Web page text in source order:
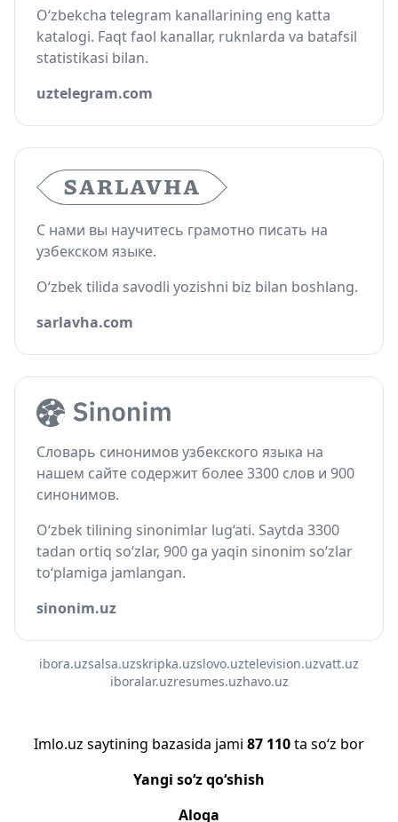
O‘zbekcha telegram kanallarining eng katta
katalogi. Faqt faol kanallar, ruknlarda va batafsil
statistikasi bilan.
uztelegram.com
С нами вы научитесь грамотно писать на
узбекском языке.
O‘zbek tilida savodli yozishni biz bilan boshlang.
sarlavha.com
Словарь синонимов узбекского языка на
нашем сайте содержит более 3300 слов и 900
синонимов.
O‘zbek tilining sinonimlar lug‘ati. Saytda 3300
tadan ortiq so‘zlar, 900 ga yaqin sinonim so‘zlar
to‘plamiga jamlangan.
sinonim.uz
ibora.uzsalsa.uzskripka.uzslovo.uztelevision.uzvatt.uz
iboralar.uzresumes.uzhavo.uz
Imlo.uz saytining bazasida jami 87 110ta so‘z bor
Yangi so‘z qo‘shish
Aloqa